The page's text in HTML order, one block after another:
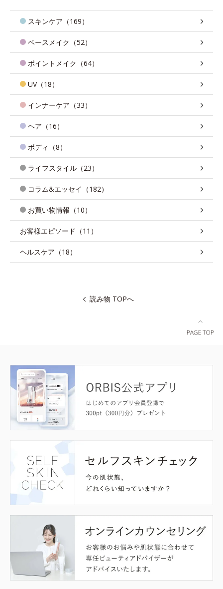
スキンケア（169）
ベースメイク（52）
ポイントメイク（64）
UV（18）
インナーケア（33）
ヘア（16）
ボディ（8）
ライフスタイル（23）
コラム&エッセイ（182）
お買い物情報（10）
お客様エピソード（11）
ヘルスケア（18）
読み物 TOPへ